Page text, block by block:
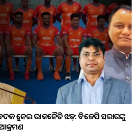
ନେଇ ରାଜନୈତିକ ଝଡ଼: ବିଜେପି ସରକାରଙ୍କୁ
ଆକ୍ରମଣ